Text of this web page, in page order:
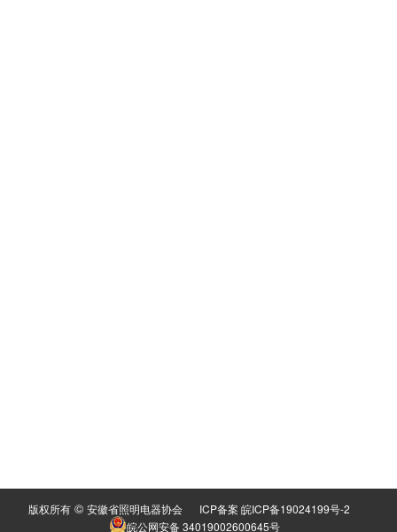
版权所有 © 安徽省照明电器协会
ICP备案 皖ICP备19024199号-2
皖公网安备 34019002600645号